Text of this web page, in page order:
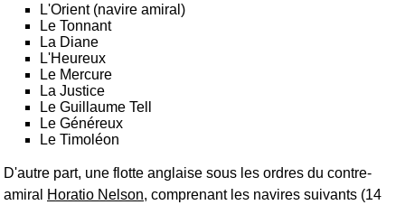
L'Orient (navire amiral)
Le Tonnant
La Diane
L'Heureux
Le Mercure
La Justice
Le Guillaume Tell
Le Généreux
Le Timoléon
D'autre part, une flotte anglaise sous les ordres du contre-
amiral
Horatio Nelson, comprenant les navires suivants (14